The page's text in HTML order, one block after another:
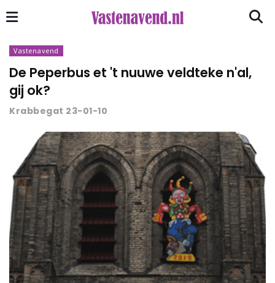
Vastenavend
De Peperbus et 't nuuwe veldteke n'al,
gij ok?
Krabbegat 23-01-10